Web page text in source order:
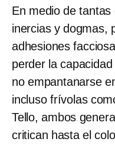
En medio de
inercias y dogmas,
adhesiones
perder la
no empantanarse
incluso frívolas
Tello, ambos
critican hasta el